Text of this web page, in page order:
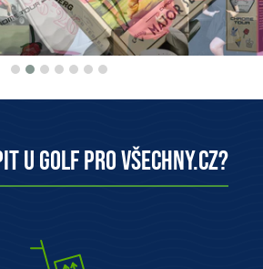
u Golf pro všechny.cz?